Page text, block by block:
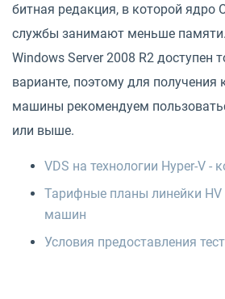
битная редакция, в которой ядро
службы занимают меньше памяти.
Windows Server 2008 R2 доступен
варианте, поэтому для получения
машины рекомендуем
или выше.
VDS на технологии Hyper-V -
Тарифные планы линейки
машин
Условия предоставления